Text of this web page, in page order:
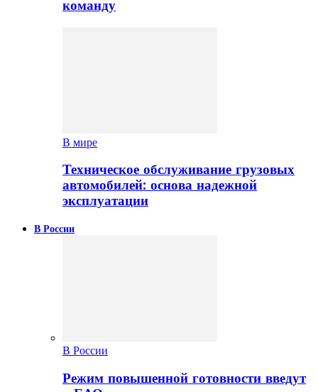
команду
В мире
Техническое обслуживание грузовых
автомобилей: основа надежной
эксплуатации
В России
В России
Режим повышенной готовности введут